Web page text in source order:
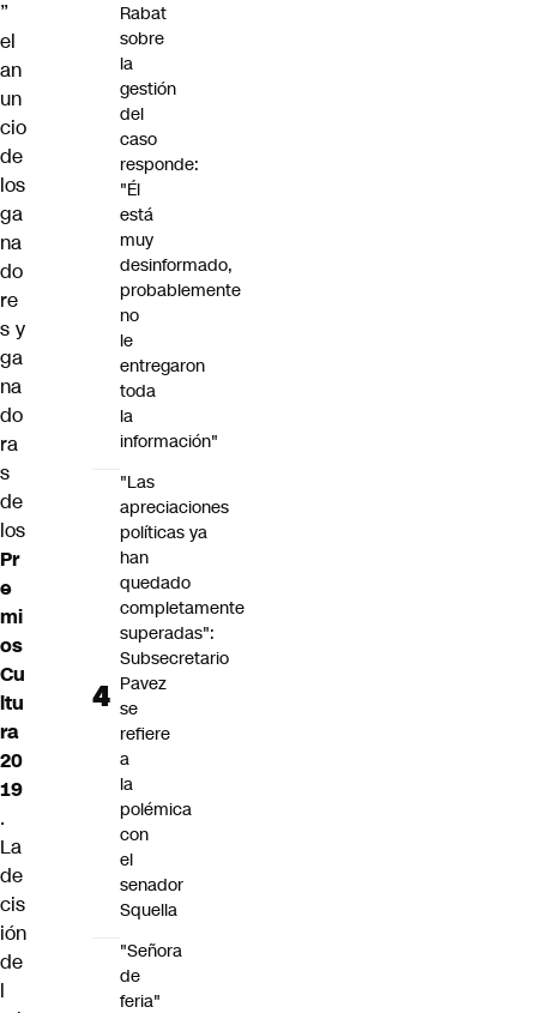
”
el
an
un
cio
de
los
ga
na
do
re
s y
ga
na
do
ra
s
de
los
Pr
e
mi
os
Cu
ltu
ra
20
19
.
La
de
cis
ión
de
l
Rabat
sobre
la
gestión
del
caso
responde:
"Él
está
muy
desinformado,
probablemente
no
le
entregaron
toda
la
información"
"Las
apreciaciones
políticas ya
han
quedado
completamente
superadas":
Subsecretario
Pavez
se
refiere
a
la
polémica
con
el
senador
Squella
"Señora
de
feria"